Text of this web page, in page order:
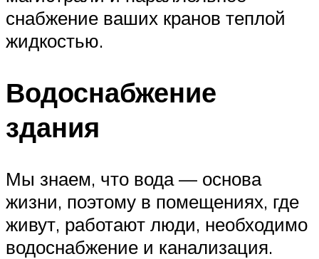
снабжение ваших кранов теплой
жидкостью.
Водоснабжение
здания
Мы знаем, что вода — основа
жизни, поэтому в помещениях, где
живут, работают люди, необходимо
водоснабжение и канализация.